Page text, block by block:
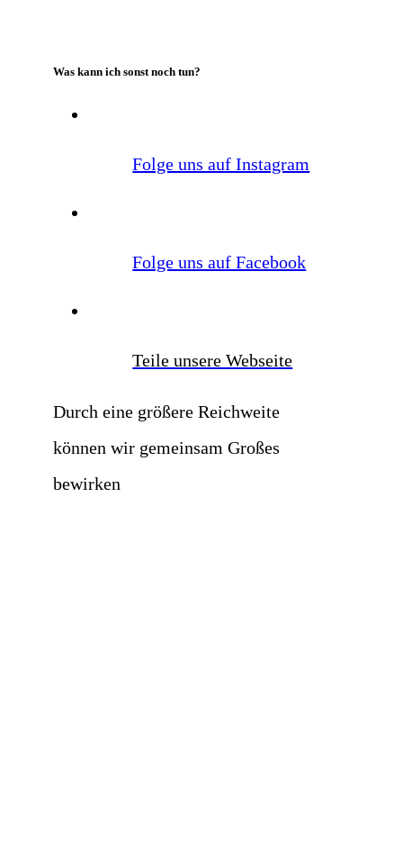
Was kann ich sonst noch tun?
Folge uns auf Instagram
Folge uns auf Facebook
Teile unsere Webseite
Durch eine größere Reichweite
können wir gemeinsam Großes
bewirken